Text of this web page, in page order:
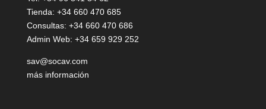
Tienda: +34 660 470 685
Consultas: +34 660 470 686
Admin Web: +34 659 929 252
sav@socav.com
más información